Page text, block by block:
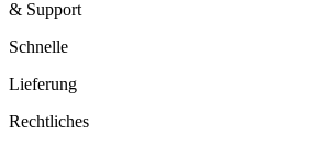
& Support
Schnelle
Lieferung
Rechtliches